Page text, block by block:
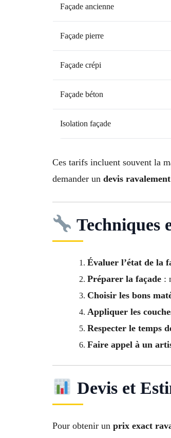
Façade ancienne
Façade pierre
Façade crépi
Façade béton
Isolation façade
Ces tarifs incluent souvent la
demander un devis
Techniques
Évaluer l’état de la
Préparer la façade :
Choisir les bons
Appliquer les
Respecter le temps
Faire appel à un
Devis et
Pour obtenir un prix exact